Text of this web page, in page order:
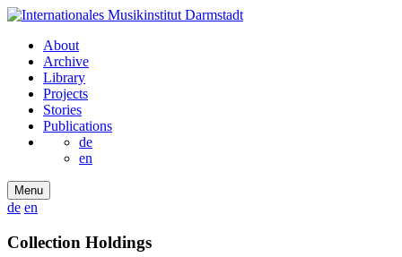
About
Archive
Library
Projects
Stories
Publications
de
en
Menu
de en
Collection Holdings